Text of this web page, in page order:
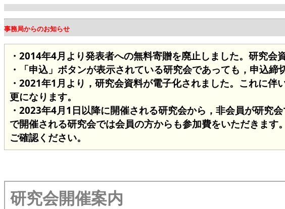
事務局からのお知らせ
・2014年4月より発表者への無料寄贈を廃止しました。研究会
・「申込」ボタンが表示されている研究会であっても，申込
・2021年1月より，研究会資料が電子化されました。これに
更になります。
・2023年4月1日以降に開催される研究会から，非会員が研究
で開催される研究会では会員の方からも参加費をいただきま
ご確認ください。
研究会開催案内